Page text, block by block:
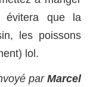
évitera que la
les poissons
lol.
parMarcel